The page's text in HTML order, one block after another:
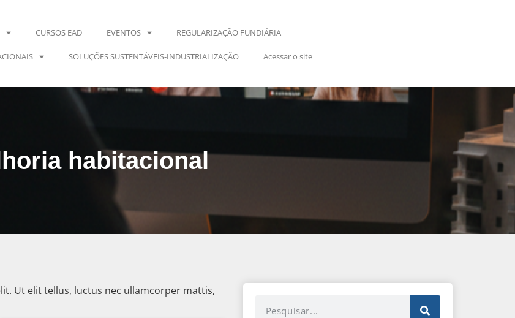
CURSOS EAD EVENTOS REGULARIZAÇÃO FUNDIÁRIA
SOLUÇÕES SUSTENTÁVEIS-INDUSTRIALIZAÇÃO Acessar o site
habitacional
Ut elit tellus, luctus nec ullamcorper mattis,